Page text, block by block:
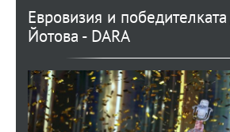
Евровизия и
Йотова - DARA
Снимка: EPA/HANNIBAL HANSCHKE
Снимка: EPA/HANNIBAL HANSCHKE